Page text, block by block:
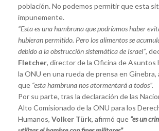
población. No podemos permitir que esta
impunemente.
“Esta es una hambruna que podríamos haber
hubieran permitido. Pero los alimentos se
debido a la obstrucción sistemática de Israel”,
Fletcher, director de la Oficina de Asuntos
la ONU en una rueda de prensa en Ginebra,
que “esta hambruna nos atormentará a todos”.
Por su parte, tras la declaración de las
Alto Comisionado de la ONU para los
Humanos, Volker Türk, afirmó que “es un